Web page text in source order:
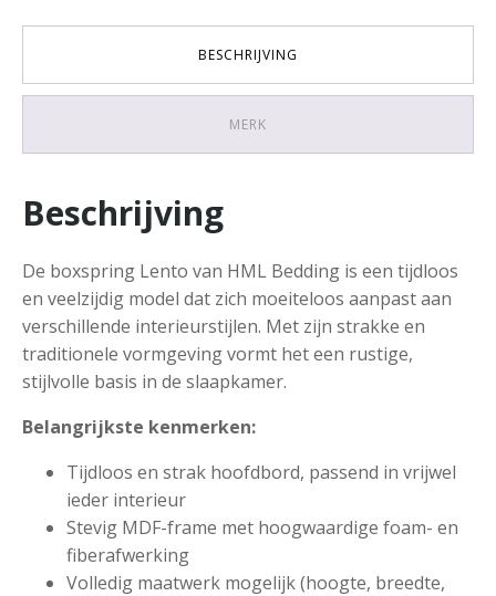
BESCHRIJVING
MERK
Beschrijving
De boxspring Lento van HML Bedding is een tijdloos
en veelzijdig model dat zich moeiteloos aanpast aan
verschillende interieurstijlen. Met zijn strakke en
traditionele vormgeving vormt het een rustige,
stijlvolle basis in de slaapkamer.
Belangrijkste kenmerken:
Tijdloos en strak hoofdbord, passend in vrijwel
ieder interieur
Stevig MDF-frame met hoogwaardige foam- en
fiberafwerking
Volledig maatwerk mogelijk (hoogte, breedte,